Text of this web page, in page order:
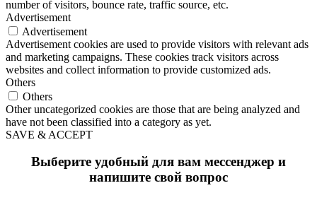
number of visitors, bounce rate, traffic source, etc.
Advertisement
Advertisement
Advertisement cookies are used to provide visitors with relevant ads
and marketing campaigns. These cookies track visitors across
websites and collect information to provide customized ads.
Others
Others
Other uncategorized cookies are those that are being analyzed and
have not been classified into a category as yet.
SAVE & ACCEPT
Выберите удобный для вам мессенджер и
напишите свой вопрос